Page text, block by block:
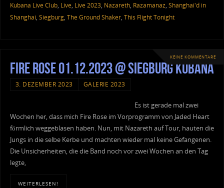
Kubana Live Club, Live, Live 2023, Nazareth, Razamanaz, Shanghai'd in
Shanghai, Siegburg, The Ground Shaker, This Flight Tonight
KEINE KOMMENTARE
Fire Rose 01.12.2023 @ Siegburg Kubana
3. DEZEMBER 2023 GALERIE 2023
Es ist gerade mal zwei
Wochen her, dass mich Fire Rose im Vorprogramm von Jaded Heart
förmlich weggeblasen haben. Nun, mit Nazareth auf Tour, hauten die
Jungs in die selbe Kerbe und machten wieder mal keine Gefangenen.
Die Unsicherheiten, die die Band noch vor zwei Wochen an den Tag
legte,
WEITERLESEN!